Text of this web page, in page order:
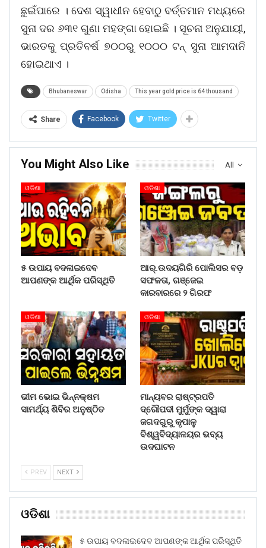
ଛୁଇଁପାରେ । ଦେଶ ସ୍ୱାଧୀନ ହେବାଠୁ ବର୍ତ୍ତମାନ ମଧ୍ୟରେ
ସୁନା ଦର ୬୩୧ ଗୁଣା ମହଙ୍ଗା ହୋଇଛି । ସୂଚନା ଅନୁଯାୟୀ,
ଭାରତକୁ ପ୍ରତିବର୍ଷ ୭୦୦ରୁ ୧୦୦୦ ଟନ୍ ସୁନା ଆମଦାନି
ହୋଇଥାଏ ।
Bhubaneswar Odisha This year gold price is 64 thousand
Share Facebook Twitter
All
You Might Also Like
ଓଡିଶା
୫ ଉପାୟ ବଦଳାଇଦେବ
ଆପଣଙ୍କ ଆର୍ଥିକ ପରିସ୍ଥିତି
ଓଡିଶା
ଆର୍.ଉଦୟଗିରି ପୋଲିସର ବଡ଼
ସଫଳତା, ଗଞ୍ଜେଇ
କାରବାରରେ ୨ ଗିରଫ
ଓଡିଶା
ଭୀମ ଭୋଇ ଭିନ୍ନକ୍ଷମ
ସାମର୍ଥ୍ୟ ଶିବିର ଅନୁଷ୍ଠିତ
ଓଡିଶା
ମାନ୍ୟବର ରାଷ୍ଟ୍ରପତି
ଦ୍ରୌପଦୀ ମୁର୍ମୁଙ୍କ ଦ୍ୱାରା
ଜଗଦଗୁରୁ କୃପାଳୁ
ବିଶ୍ୱବିଦ୍ୟାଳୟର ଭବ୍ୟ
ଉଦଘାଟନ
PREV NEXT
ଓଡିଶା
୫ ଉପାୟ ବଦଳାଇଦେବ ଆପଣଙ୍କ ଆର୍ଥିକ ପରିସ୍ଥିତି